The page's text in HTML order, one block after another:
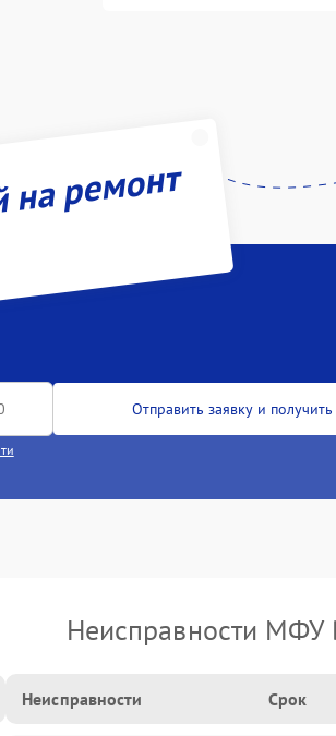
ремонт
Отправить заявку и
Неисправности МФУ
Неисправности Срок